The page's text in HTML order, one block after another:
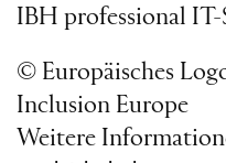
IBH professional IT-
© Europäisches
Inclusion Europe
Weitere